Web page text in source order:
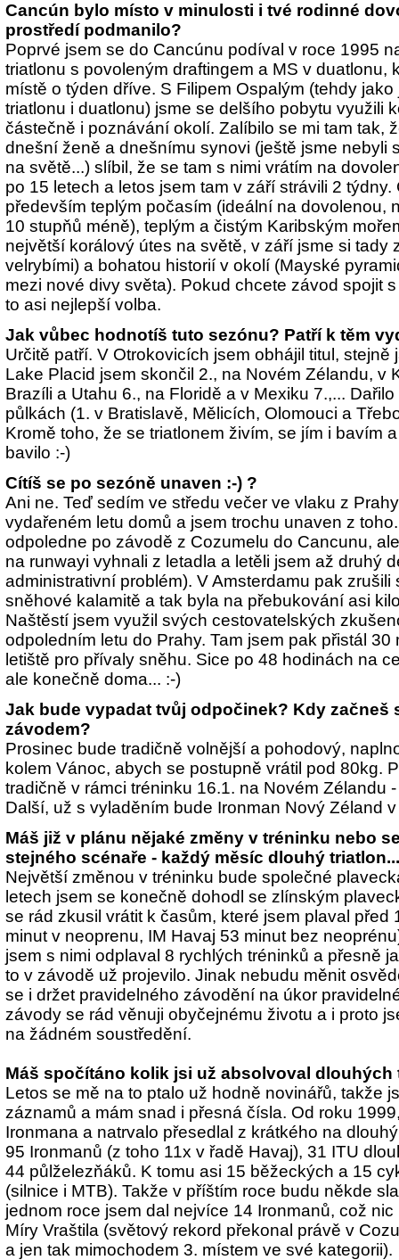
Cancún bylo místo v minulosti i tvé rodinné
prostředí podmanilo?
Poprvé jsem se do Cancúnu podíval v roce 1995
triatlonu s povoleným draftingem a MS v duatlonu,
místě o týden dříve. S Filipem Ospalým (tehdy
triatlonu i duatlonu) jsme se delšího pobytu využili
částečně i poznávání okolí. Zalíbilo se mi tam tak,
dnešní ženě a dnešnímu synovi (ještě jsme nebyli
na světě...) slíbil, že se tam s nimi vrátím na
po 15 letech a letos jsem tam v září strávili 2
především teplým počasím (ideální na dovolenou,
10 stupňů méně), teplým a čistým Karibským
největší korálový útes na světě, v září jsme si tady
velrybími) a bohatou historií v okolí (Mayské
mezi nové divy světa). Pokud chcete závod spojit
to asi nejlepší volba.
Jak vůbec hodnotíš tuto sezónu? Patří k těm
Určitě patří. V Otrokovicích jsem obhájil titul, stejně
Lake Placid jsem skončil 2., na Novém Zélandu, v
Brazíli a Utahu 6., na Floridě a v Mexiku 7.,...
půlkách (1. v Bratislavě, Mělicích, Olomouci a
Kromě toho, že se triatlonem živím, se jím i bavím
bavilo :-)
Cítíš se po sezóně unaven :-) ?
Ani ne. Teď sedím ve středu večer ve vlaku z
vydařeném letu domů a jsem trochu unaven z
odpoledne po závodě z Cozumelu do Cancunu,
na runwayi vyhnali z letadla a letěli jsem až druhý
administrativní problém). V Amsterdamu pak zrušili
sněhové kalamitě a tak byla na přebukování asi
Naštěstí jsem využil svých cestovatelských
odpoledním letu do Prahy. Tam jsem pak přistál
letiště pro přívaly sněhu. Sice po 48 hodinách na
ale konečně doma... :-)
Jak bude vypadat tvůj odpočinek? Kdy začneš
závodem?
Prosinec bude tradičně volnější a pohodový,
kolem Vánoc, abych se postupně vrátil pod 80kg.
tradičně v rámci tréninku 16.1. na Novém Zélandu
Další, už s vyladěním bude Ironman Nový Zéland
Máš již v plánu nějaké změny v tréninku nebo
stejného scénaře - každý měsíc dlouhý triatlon...
Největší změnou v tréninku bude společné
letech jsem se konečně dohodl se zlínským
se rád zkusil vrátit k časům, které jsem plaval před
minut v neoprenu, IM Havaj 53 minut bez
jsem s nimi odplaval 8 rychlých tréninků a přesně
to v závodě už projevilo. Jinak nebudu měnit
se i držet pravidelného závodění na úkor
závody se rád věnuji obyčejnému životu a i proto
na žádném soustředění.
Máš spočítáno kolik jsi už absolvoval dlouhých
Letos se mě na to ptalo už hodně novinářů, takže
záznamů a mám snad i přesná čísla. Od roku
Ironmana a natrvalo přesedlal z krátkého na
95 Ironmanů (z toho 11x v řadě Havaj), 31 ITU
44 půlželezňáků. K tomu asi 15 běžeckých a 15
(silnice i MTB). Takže v příštím roce budu někde
jednom roce jsem dal nejvíce 14 Ironmanů, což
Míry Vraštila (světový rekord překonal právě v
a jen tak mimochodem 3. místem ve své kategorii).